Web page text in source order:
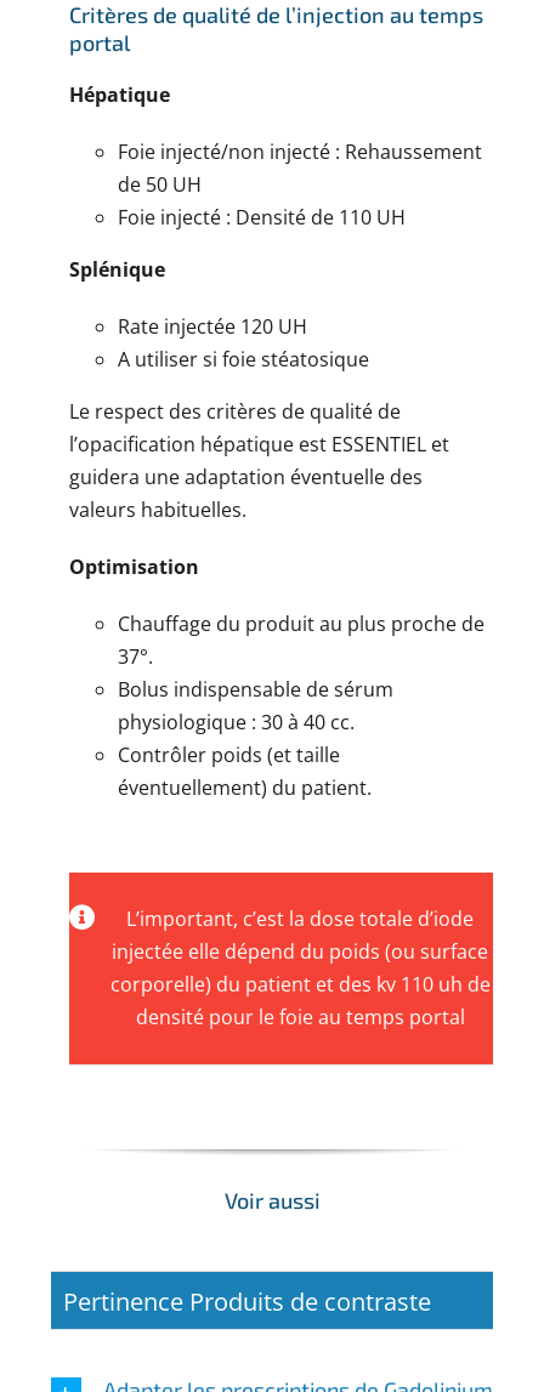
Critères de qualité de l’injection au temps
portal
Hépatique
Foie injecté/non injecté : Rehaussement
de 50 UH
Foie injecté : Densité de 110 UH
Splénique
Rate injectée 120 UH
A utiliser si foie stéatosique
Le respect des critères de qualité de
l’opacification hépatique est ESSENTIEL et
guidera une adaptation éventuelle des
valeurs habituelles.
Optimisation
Chauffage du produit au plus proche de
37°.
Bolus indispensable de sérum
physiologique : 30 à 40 cc.
Contrôler poids (et taille
éventuellement) du patient.
L’important, c’est la dose totale d’iode
injectée elle dépend du poids (ou surface
corporelle) du patient et des kv 110 uh de
densité pour le foie au temps portal
Voir aussi
Pertinence Produits de contraste